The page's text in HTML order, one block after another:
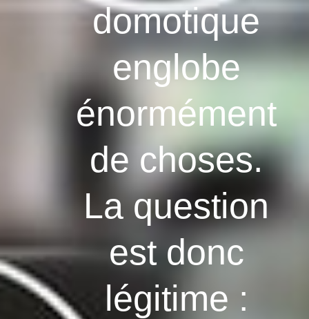
domotique
englobe
énormément
de choses.
La question
est donc
légitime :